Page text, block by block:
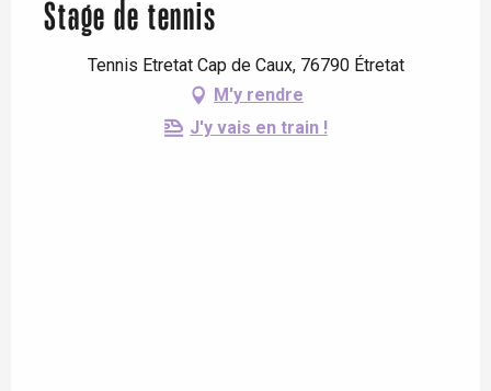
Stage de tennis
Tennis Etretat Cap de Caux, 76790 Étretat
M'y rendre
J'y vais en train !